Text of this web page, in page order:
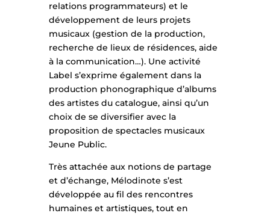
relations programmateurs) et le
développement de leurs projets
musicaux (gestion de la production,
recherche de lieux de résidences, aide
à la communication…). Une activité
Label s’exprime également dans la
production phonographique d’albums
des artistes du catalogue, ainsi qu’un
choix de se diversifier avec la
proposition de spectacles musicaux
Jeune Public.
Très attachée aux notions de partage
et d’échange, Mélodinote s’est
développée au fil des rencontres
humaines et artistiques, tout en